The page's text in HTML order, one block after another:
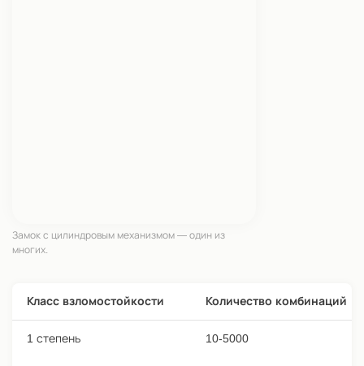
Замок с цилиндровым механизмом — один из
многих.
Класс взломостойкости Количество комбинаций
1 степень 10-5000